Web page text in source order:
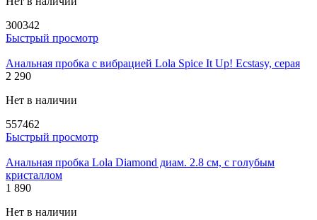
300342
Быстрый просмотр
Анальная пробка с вибрацией Lola Spice It Up! Ecstasy, серая
2 290
Нет в наличии
557462
Быстрый просмотр
Анальная пробка Lola Diamond диам. 2.8 см, с голубым
кристаллом
1 890
Нет в наличии